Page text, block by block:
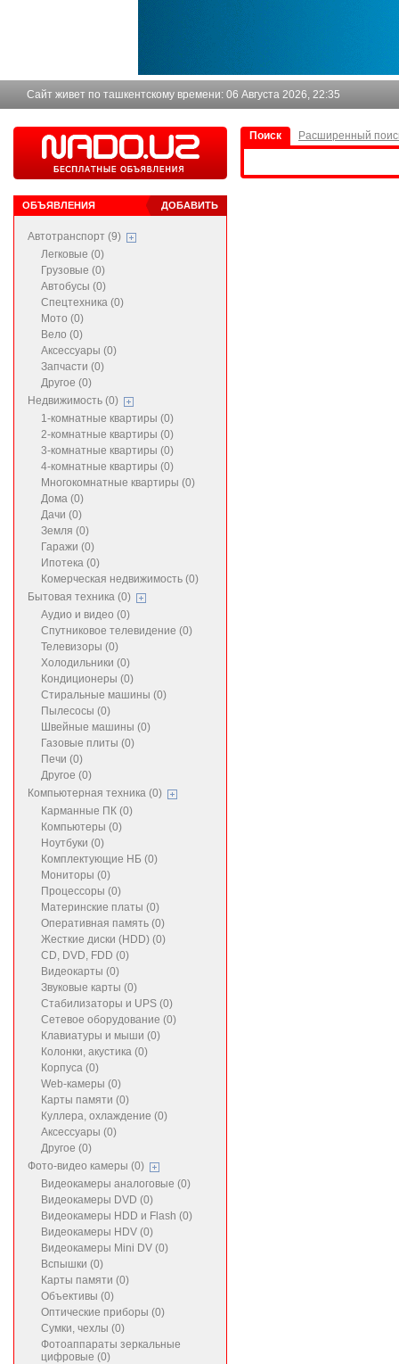
Сайт живет по ташкентскому времени: 06 Августа 2026, 22:35
ДОБАВИТЬ
ОБЪЯВЛЕНИЯ
Автотранспорт (9)
Легковые (0)
Грузовые (0)
Автобусы (0)
Спецтехника (0)
Мото (0)
Вело (0)
Аксессуары (0)
Запчасти (0)
Другое (0)
Недвижимость (0)
1-комнатные квартиры (0)
2-комнатные квартиры (0)
3-комнатные квартиры (0)
4-комнатные квартиры (0)
Многокомнатные квартиры (0)
Дома (0)
Дачи (0)
Земля (0)
Гаражи (0)
Ипотека (0)
Комерческая недвижимость (0)
Бытовая техника (0)
Аудио и видео (0)
Спутниковое телевидение (0)
Телевизоры (0)
Холодильники (0)
Кондиционеры (0)
Стиральные машины (0)
Пылесосы (0)
Швейные машины (0)
Газовые плиты (0)
Печи (0)
Другое (0)
Компьютерная техника (0)
Карманные ПК (0)
Компьютеры (0)
Ноутбуки (0)
Комплектующие НБ (0)
Мониторы (0)
Процессоры (0)
Материнские платы (0)
Оперативная память (0)
Жесткие диски (HDD) (0)
CD, DVD, FDD (0)
Видеокарты (0)
Звуковые карты (0)
Стабилизаторы и UPS (0)
Сетевое оборудование (0)
Клавиатуры и мыши (0)
Колонки, акустика (0)
Корпуса (0)
Web-камеры (0)
Карты памяти (0)
Куллера, охлаждение (0)
Аксессуары (0)
Другое (0)
Фото-видео камеры (0)
Видеокамеры аналоговые (0)
Видеокамеры DVD (0)
Видеокамеры HDD и Flash (0)
Видеокамеры HDV (0)
Видеокамеры Mini DV (0)
Вспышки (0)
Карты памяти (0)
Объективы (0)
Оптические приборы (0)
Сумки, чехлы (0)
Фотоаппараты зеркальные
цифровые (0)
Поиск Расширенный